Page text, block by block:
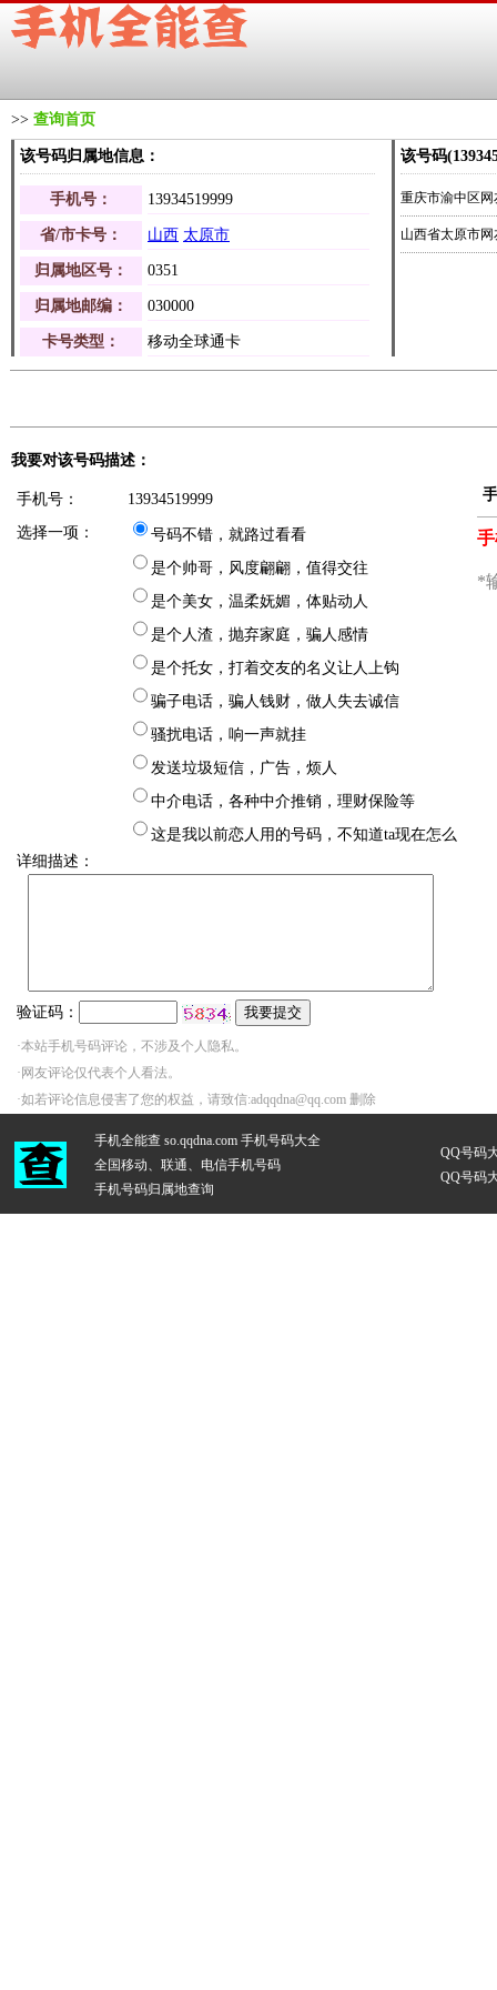
>> 查询首页
该号码归属地信息：
手机号： 13934519999
省/市卡号： 山西 太原市
归属地区号： 0351
归属地邮编： 030000
卡号类型： 移动全球通卡
该号码
重庆市渝中区网
山西省太原市网
我要对该号码描述：
手机号：
13934519999
选择一项：
号码不错，就路过看看
是个帅哥，风度翩翩，值得交往
是个美女，温柔妩媚，体贴动人
是个人渣，抛弃家庭，骗人感情
是个托女，打着交友的名义让人上钩
骗子电话，骗人钱财，做人失去诚信
骚扰电话，响一声就挂
发送垃圾短信，广告，烦人
中介电话，各种中介推销，理财保险等
这是我以前恋人用的号码，不知道ta现在怎么
详细描述：
验证码：
·本站手机号码评论，不涉及个人隐私。
·网友评论仅代表个人看法。
·如若评论信息侵害了您的权益，请致信:adqqdna@qq.com 删除
手机全能查 so.qqdna.com 手机号码大全
全国移动、联通、电信手机号码
手机号码归属地查询
QQ号码
QQ号码